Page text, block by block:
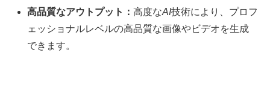
高品質なアウトプット：高度なAI技術により、プロフ
ェッショナルレベルの高品質な画像やビデオを生成
できます。